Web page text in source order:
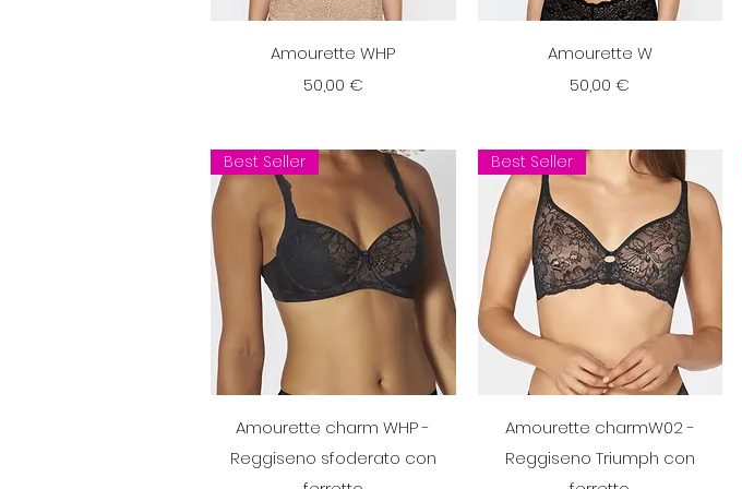
Vista rapida
Amourette WHP
Prezzo
50,00 €
Vista rapida
Amourette W
Prezzo
50,00 €
Vista rapida
Best Seller
Amourette charm WHP -
Reggiseno sfoderato con
Vista rapida
Best Seller
Amourette charmW02 -
Reggiseno Triumph con